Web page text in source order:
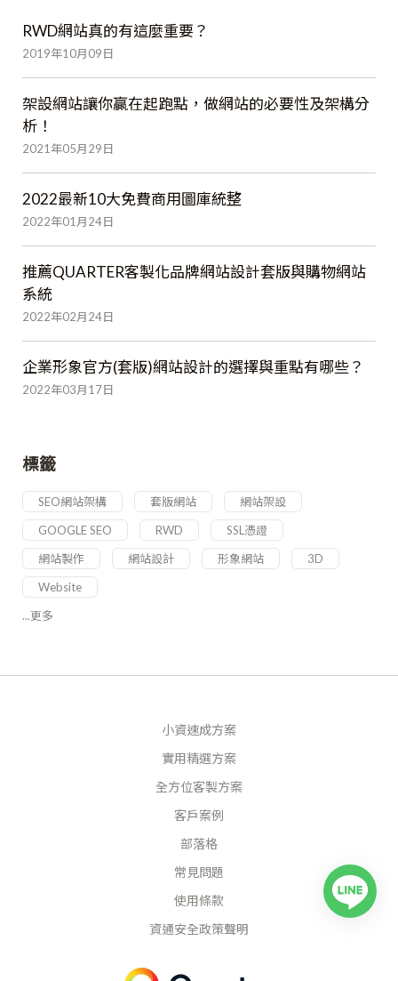
RWD網站真的有這麼重要？
2019年10月09日
架設網站讓你贏在起跑點，做網站的必要性及架構分
析！
2021年05月29日
2022最新10大免費商用圖庫統整
2022年01月24日
推薦QUARTER客製化品牌網站設計套版與購物網站
系統
2022年02月24日
企業形象官方(套版)網站設計的選擇與重點有哪些？
2022年03月17日
標籤
SEO網站架構 套版網站
網站架設
GOOGLE SEO
RWD
SSL憑證
網站製作
網站設計 形象網站
3D
Website
...更多
小資速成方案
實用精選方案
全方位客製方案
客戶案例
部落格
常見問題
使用條款
資通安全政策聲明